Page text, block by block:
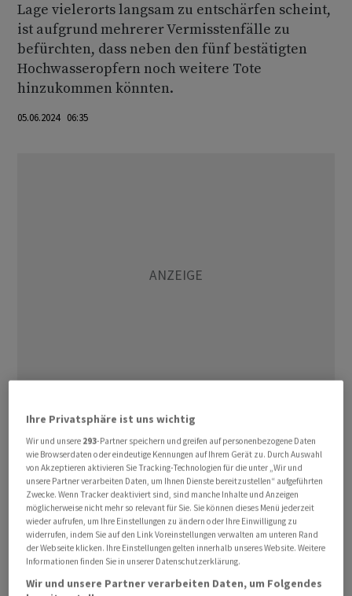
Lage vielerorts langsam zu entschärfen scheint,
ist aufgrund mehrerer Vermisstenfälle zu
befürchten, dass neben den fünf bestätigten
Hochwasseropfern noch weitere Tote
hinzukommen könnten.
05.06.2024 06:35
Weniger Regen - aber keine Entwarnung
Laut Deutschem Wetterdienst (DWD) sind zwar in
Bayern am Mittwoch und Donnerstag weitere Schauer
und Gewitter zu erwarten - Starkregen sei aber nur am
östlichen Alpenrand wahrscheinlich. Das Landratsamt
Donau-Ries warnte, trotz teils sinkender Pegelstände in
den Flüssen könne das Wasser auf freier Flur weiter
steigen. Auch in Baden-Württemberg sind laut DWD am
Ihre Privatsphäre ist uns wichtig
Wir und unsere 293-Partner speichern und greifen auf personenbezogene Daten
wie Browserdaten oder eindeutige Kennungen auf Ihrem Gerät zu. Durch Auswahl
von Akzeptieren aktivieren Sie Tracking-Technologien für die unter „Wir und
unsere Partner verarbeiten Daten, um Ihnen Dienste bereitzustellen“ aufgeführten
Zwecke. Wenn Tracker deaktiviert sind, sind manche Inhalte und Anzeigen
möglicherweise nicht mehr so relevant für Sie. Sie können dieses Menü jederzeit
wieder aufrufen, um Ihre Einstellungen zu ändern oder Ihre Einwilligung zu
widerrufen, indem Sie auf den Link Voreinstellungen verwalten am unteren Rand
der Webseite klicken. Ihre Einstellungen gelten innerhalb unseres Website. Weitere
Informationen finden Sie in unserer Datenschutzerklärung.
Wir und unsere Partner verarbeiten Daten, um Folgendes